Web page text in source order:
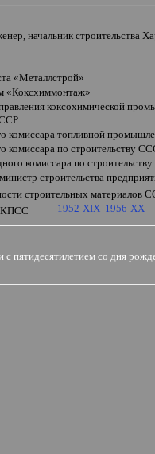
начальник строительства
«Металлстрой»
«Коксхиммонтаж»
коксохимической
комиссара топливной
комиссара по строительству
комиссара по
строительства
строительных материалов
КПСС 1952-XIX 1956-XX
с пятидесятилетием со дня